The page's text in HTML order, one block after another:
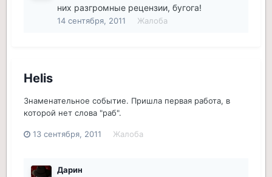
них разгромные рецензии, бугога!
14 сентября, 2011 Жалоба
Helis
Знаменательное событие. Пришла первая работа, в
которой нет слова "раб".
13 сентября, 2011 Жалоба
Дарин